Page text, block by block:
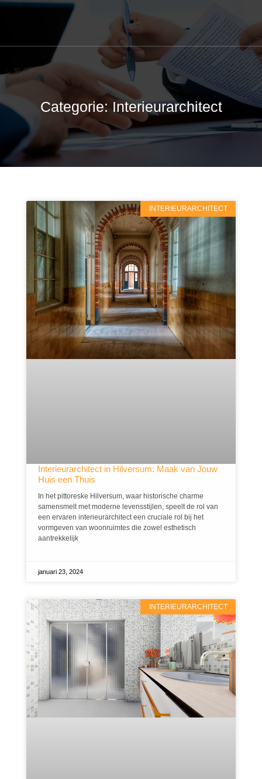
Categorie: Interieurarchitect
INTERIEURARCHITECT
Interieurarchitect in Hilversum: Maak van Jouw
Huis een Thuis
In het pittoreske Hilversum, waar historische charme
samensmelt met moderne levensstijlen, speelt de rol van
een ervaren interieurarchitect een cruciale rol bij het
vormgeven van woonruimtes die zowel esthetisch
aantrekkelijk
januari 23, 2024
INTERIEURARCHITECT